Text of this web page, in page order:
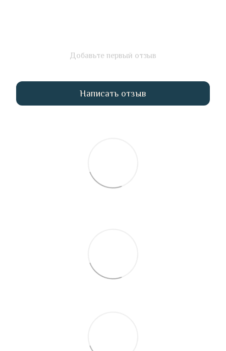
Добавьте первый отзыв
Написать отзыв